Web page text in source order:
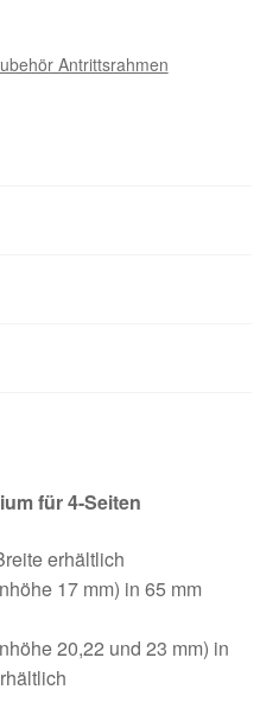
Antrittsrahmen
für 4-Seiten
erhältlich
17 mm) in 65 mm
20,22 und 23 mm) in